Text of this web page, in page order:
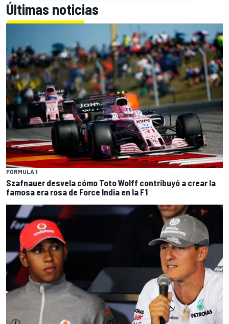
Últimas noticias
FÓRMULA 1
Szafnauer desvela cómo Toto Wolff contribuyó a crear la
famosa era rosa de Force India en la F1